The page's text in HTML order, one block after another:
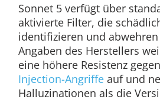
Sonnet 5 verfügt über
aktivierte Filter, die
identifizieren und
Angaben des Herstellers
eine höhere Resistenz gegen
Injection-Angriffeauf und
Halluzinationen als die